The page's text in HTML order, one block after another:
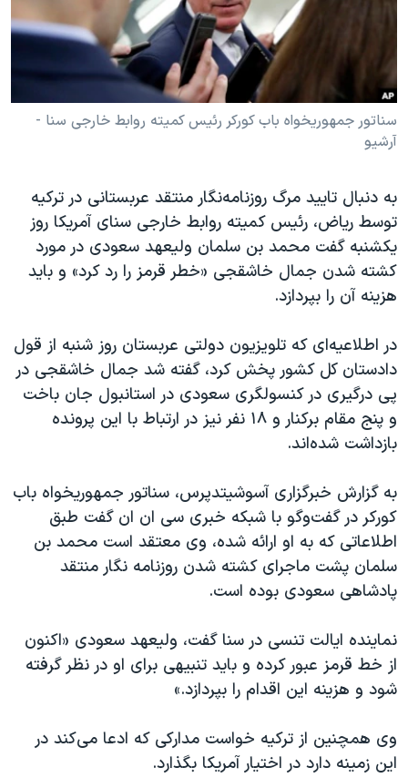
فرهنگ و زندگی
حقوق شهروندی
اقتصادی
علم و فناوری
اسرائیل در جنگ
آرشیو پخش زنده
انتخابات ریاست جمهوری آمریکا ۲۰۲۴
حمله جمهوری اسلامی به اسرائیل
رمز مهسا
ورزش زنان در ایران
مجموعه مستندهای دادخواهی
تریبونال مردمی آبان ۹۸
دادگاه حمید نوری
قانون شفافیت دارائی کادر رهبری ایران
اعتراضات مردمی آبان ۹۸
اسرائیل در جنگ
نرگس محمدی برنده جایزه نوبل صلح
صفحه‌های ویژه
سفر پرزیدنت ترامپ به چین
زبانهای مختلف
سناتور جمهوریخواه باب کورکر رئیس کمیته روابط خارجی سنا -
آرشیو
به دنبال تایید مرگ روزنامه‌نگار منتقد عربستانی در ترکیه
توسط ریاض، رئیس کمیته روابط خارجی سنای آمریکا روز
یکشنبه گفت محمد بن سلمان ولیعهد سعودی در مورد
کشته شدن جمال خاشقجی «خطر قرمز را رد کرد» و باید
هزینه آن را بپردازد.
در اطلاعیه‌‌ای که تلویزیون دولتی عربستان روز شنبه از قول
دادستان کل کشور پخش کرد، گفته شد جمال خاشقجی در
پی درگیری در کنسولگری سعودی در استانبول جان باخت
و پنج مقام برکنار و ۱۸ نفر نیز در ارتباط با این پرونده
بازداشت شده‌اند.
به گزارش خبرگزاری آسوشیتدپرس، سناتور جمهوریخواه باب
کورکر در گفت‌وگو با شبکه خبری سی ان ان گفت طبق
اطلاعاتی که به او ارائه شده، وی معتقد است محمد بن
سلمان پشت ماجرای کشته شدن روزنامه نگار منتقد
پادشاهی سعودی بوده است.
نماینده ایالت تنسی در سنا گفت، ولیعهد سعودی «اکنون
از خط قرمز عبور کرده و باید تنبیهی برای او در نظر گرفته
شود و هزینه این اقدام را بپردازد.»
وی همچنین از ترکیه خواست مدارکی که ادعا می‌کند در
این زمینه دارد در اختیار آمریکا بگذارد.